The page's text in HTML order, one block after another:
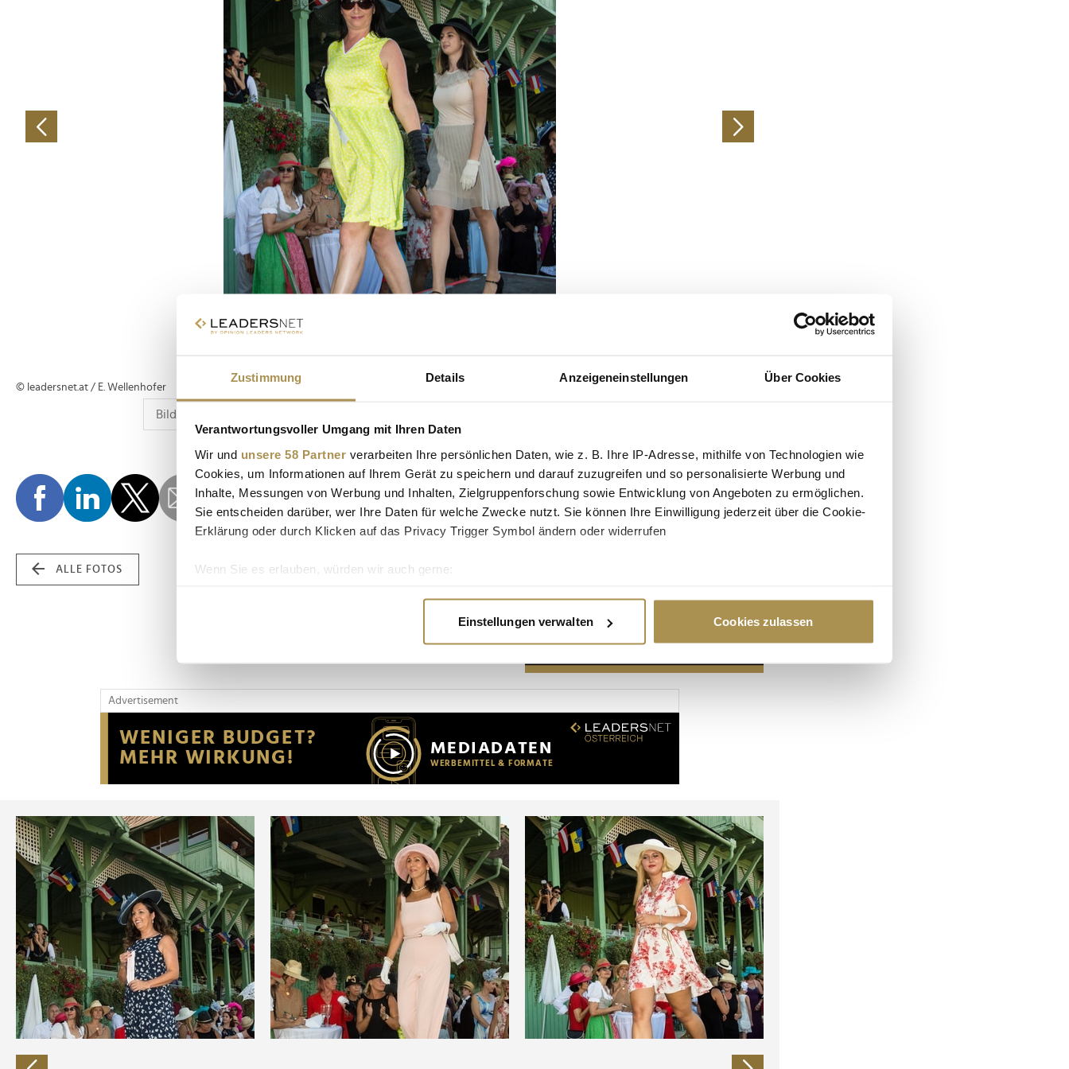
Zustimmung Details Anzeigeneinstellungen Über Cookies
Verantwortungsvoller Umgang mit Ihren Daten
Wir und unsere 58 Partner verarbeiten Ihre persönlichen Daten, wie z. B. Ihre IP-Adresse, mithilfe von Technologien wie
Cookies, um Informationen auf Ihrem Gerät zu speichern und darauf zuzugreifen und so personalisierte Werbung und
Inhalte, Messungen von Werbung und Inhalten, Zielgruppenforschung sowie Entwicklung von Angeboten zu ermöglichen.
Sie entscheiden darüber, wer Ihre Daten für welche Zwecke nutzt. Sie können Ihre Einwilligung jederzeit über die Cookie-
Erklärung oder durch Klicken auf das Privacy Trigger Symbol ändern oder widerrufen
Wenn Sie es erlauben, würden wir auch gerne:
Erfahren Sie mehr darüber, wie Ihre persönlichen Daten verarbeitet werden, und legen Sie Ihre Präferenzen im
Wir verwenden Cookies, um Inhalte und Anzeigen zu personalisieren, Funktionen für soziale Medien anbieten zu können
Website an unsere Partner für soziale Medien, Werbung und Analysen weiter. Unsere Partner führen diese Informationen
möglicherweise mit weiteren Daten zusammen, die Sie ihnen bereitgestellt haben oder die sie im Rahmen Ihrer Nutzung
der Dienste gesammelt haben.
Einstellungen verwalten Cookies zulassen
© leadersnet.at / E. Wellenhofer
ALLE FOTOS
Advertisement
Advertisement